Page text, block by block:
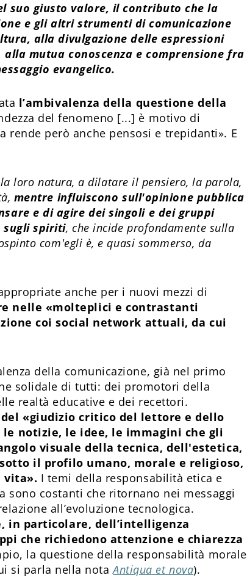
suo giusto valore, il contributo che la
e gli altri strumenti di comunicazione
alla divulgazione delle espressioni
mutua conoscenza e comprensione fra
evangelico.
l’ambivalenza della questione della
del fenomeno [...] è motivo di
rende però anche pensosi e trepidanti». E
loro natura, a dilatare il pensiero, la parola,
mentre influiscono sull'opinione pubblica
e di agire dei singoli e dei gruppi
sugli spiriti, che incide profondamente sulla
com'egli è, e quasi sommerso, da
anche per i nuovi mezzi di
nelle «molteplici e contrastanti
coi social network attuali, da cui
della comunicazione, già nel primo
solidale di tutti: dei promotori della
realtà educative e dei recettori.
«giudizio critico del lettore e dello
notizie, le idee, le immagini che gli
visuale della tecnica, dell'estetica,
il profilo umano, morale e religioso,
vita». I temi della responsabilità etica e
sono costanti che ritornano nei messaggi
all’evoluzione tecnologica.
in particolare, dell’intelligenza
che richiedono attenzione e chiarezza
la questione della responsabilità morale
si parla nella notaAntiqua et nova).